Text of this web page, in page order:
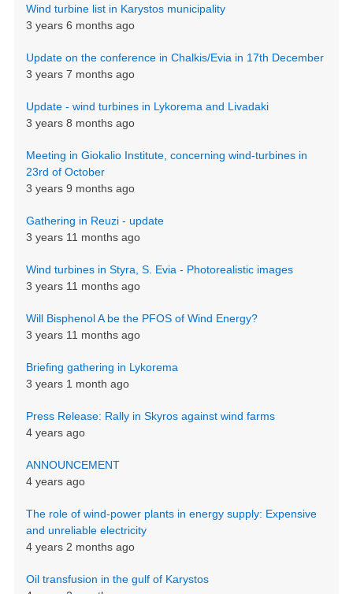
Wind turbine list in Karystos municipality
3 years 6 months ago
Update on the conference in Chalkis/Evia in 17th December
3 years 7 months ago
Update - wind turbines in Lykorema and Livadaki
3 years 8 months ago
Meeting in Giokalio Institute, concerning wind-turbines in
23rd of October
3 years 9 months ago
Gathering in Reuzi - update
3 years 11 months ago
Wind turbines in Styra, S. Evia - Photorealistic images
3 years 11 months ago
Will Bisphenol A be the PFOS of Wind Energy?
3 years 11 months ago
Briefing gathering in Lykorema
3 years 1 month ago
Press Release: Rally in Skyros against wind farms
4 years ago
ANNOUNCEMENT
4 years ago
The role of wind-power plants in energy supply: Expensive
and unreliable electricity
4 years 2 months ago
Oil transfusion in the gulf of Karystos